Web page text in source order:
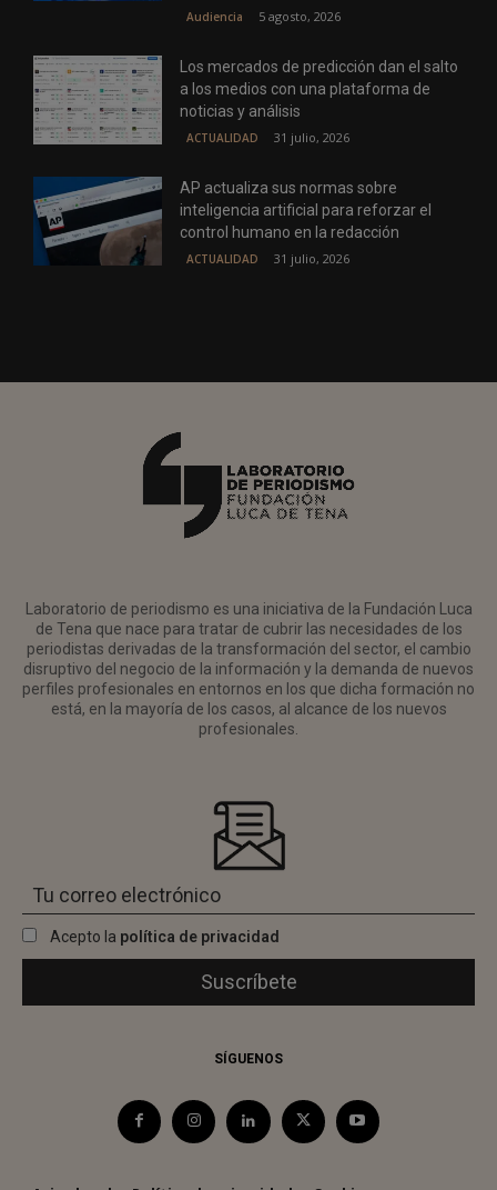
Audiencia 5 agosto, 2026
Los mercados de predicción dan el salto
a los medios con una plataforma de
noticias y análisis
ACTUALIDAD 31 julio, 2026
AP actualiza sus normas sobre
inteligencia artificial para reforzar el
control humano en la redacción
ACTUALIDAD 31 julio, 2026
Laboratorio de periodismo es una iniciativa de la Fundación Luca
de Tena que nace para tratar de cubrir las necesidades de los
periodistas derivadas de la transformación del sector, el cambio
disruptivo del negocio de la información y la demanda de nuevos
perfiles profesionales en entornos en los que dicha formación no
está, en la mayoría de los casos, al alcance de los nuevos
profesionales.
Acepto la política de privacidad
SÍGUENOS